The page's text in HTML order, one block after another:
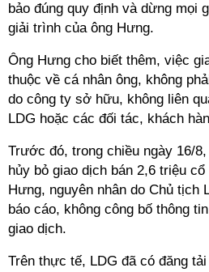
bảo đúng quy định và dừng mọi
giải trình của ông Hưng.
Ông Hưng cho biết thêm, việc
thuộc về cá nhân ông, không
do công ty sở hữu, không liên
LDG hoặc các đối tác, khách
Trước đó, trong chiều ngày 16/
hủy bỏ giao dịch bán 2,6 triệu
Hưng, nguyên nhân do Chủ tịch
báo cáo, không công bố thông
giao dịch.
Trên thực tế, LDG đã có đăng